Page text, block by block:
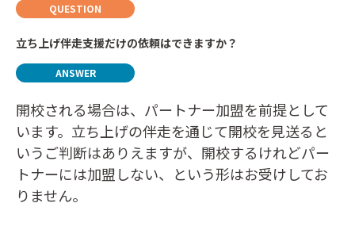
立ち上げ伴走支援だけの依頼はできますか？
開校される場合は、パートナー加盟を前提として
います。立ち上げの伴走を通じて開校を見送ると
いうご判断はありえますが、開校するけれどパー
トナーには加盟しない、という形はお受けしてお
りません。